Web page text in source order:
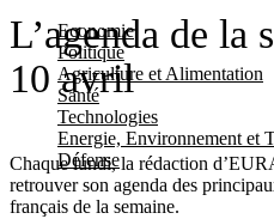
Economie
Politique
Agriculture et Alimentation
Santé
Technologies
Energie, Environnement et
Défense
L’agenda de la
10 avril
Chaque lundi, la rédaction
retrouver son agenda des
français de la semaine.